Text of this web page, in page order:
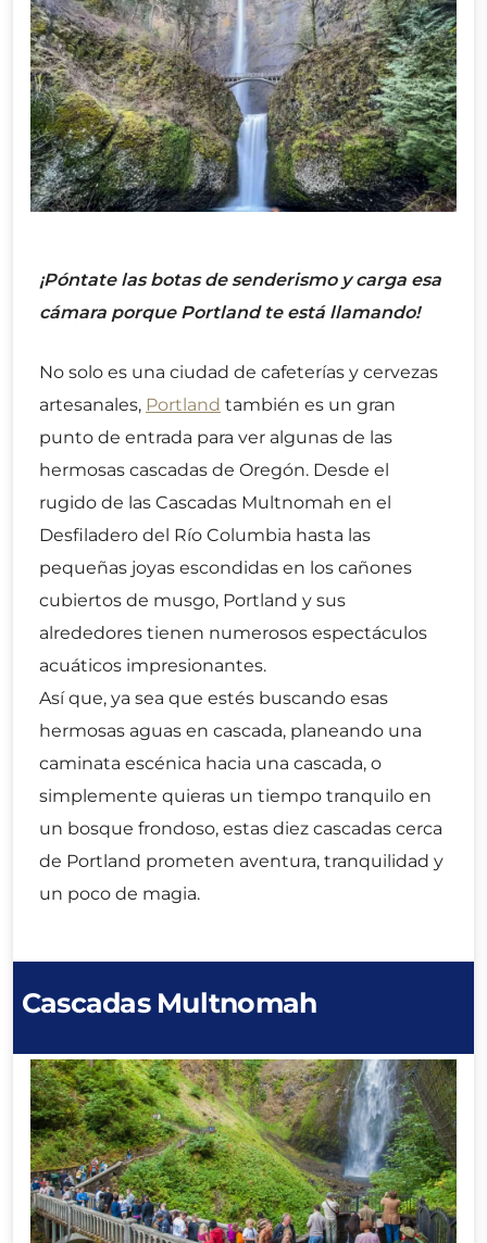
¡Póntate las botas de senderismo y carga esa
cámara porque Portland te está llamando!
No solo es una ciudad de cafeterías y cervezas
artesanales, Portland también es un gran
punto de entrada para ver algunas de las
hermosas cascadas de Oregón. Desde el
rugido de las Cascadas Multnomah en el
Desfiladero del Río Columbia hasta las
pequeñas joyas escondidas en los cañones
cubiertos de musgo, Portland y sus
alrededores tienen numerosos espectáculos
acuáticos impresionantes.
Así que, ya sea que estés buscando esas
hermosas aguas en cascada, planeando una
caminata escénica hacia una cascada, o
simplemente quieras un tiempo tranquilo en
un bosque frondoso, estas diez cascadas cerca
de Portland prometen aventura, tranquilidad y
un poco de magia.
Cascadas Multnomah